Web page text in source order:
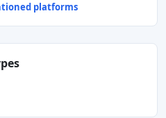
platforms